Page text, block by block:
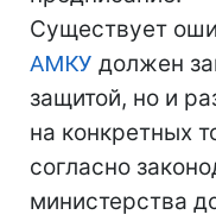
Существует
АМКУ должен
защитой, но и
на конкретных
согласно
министерства